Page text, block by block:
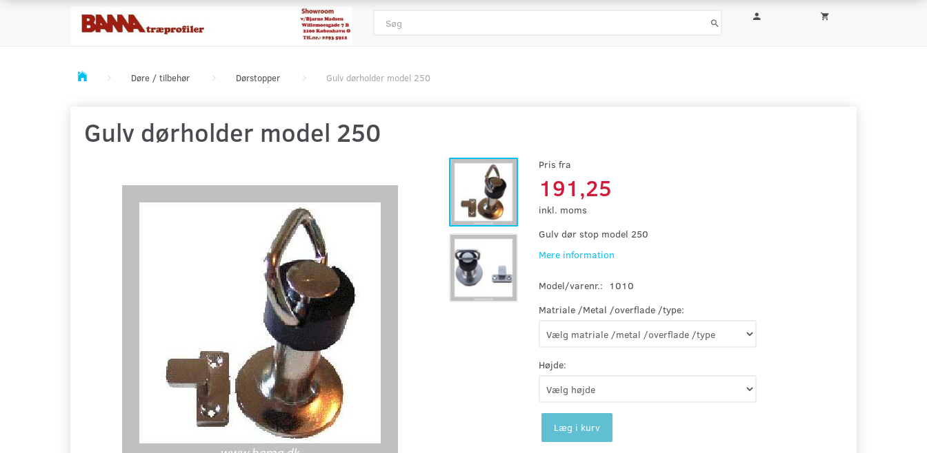
Døre / tilbehør Dørstopper Gulv dørholder model 250
Gulv dørholder model 250
Pris fra
191,25
inkl. moms
Gulv dør stop model 250
Mere information
Model/varenr.:
1010
Matriale /Metal /overflade /type:
Højde:
Læg i kurv